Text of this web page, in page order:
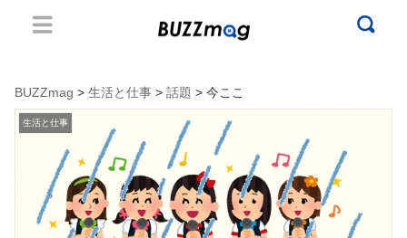
BUZZmag > 生活と仕事 > 話題 > 今ここ
生活と仕事